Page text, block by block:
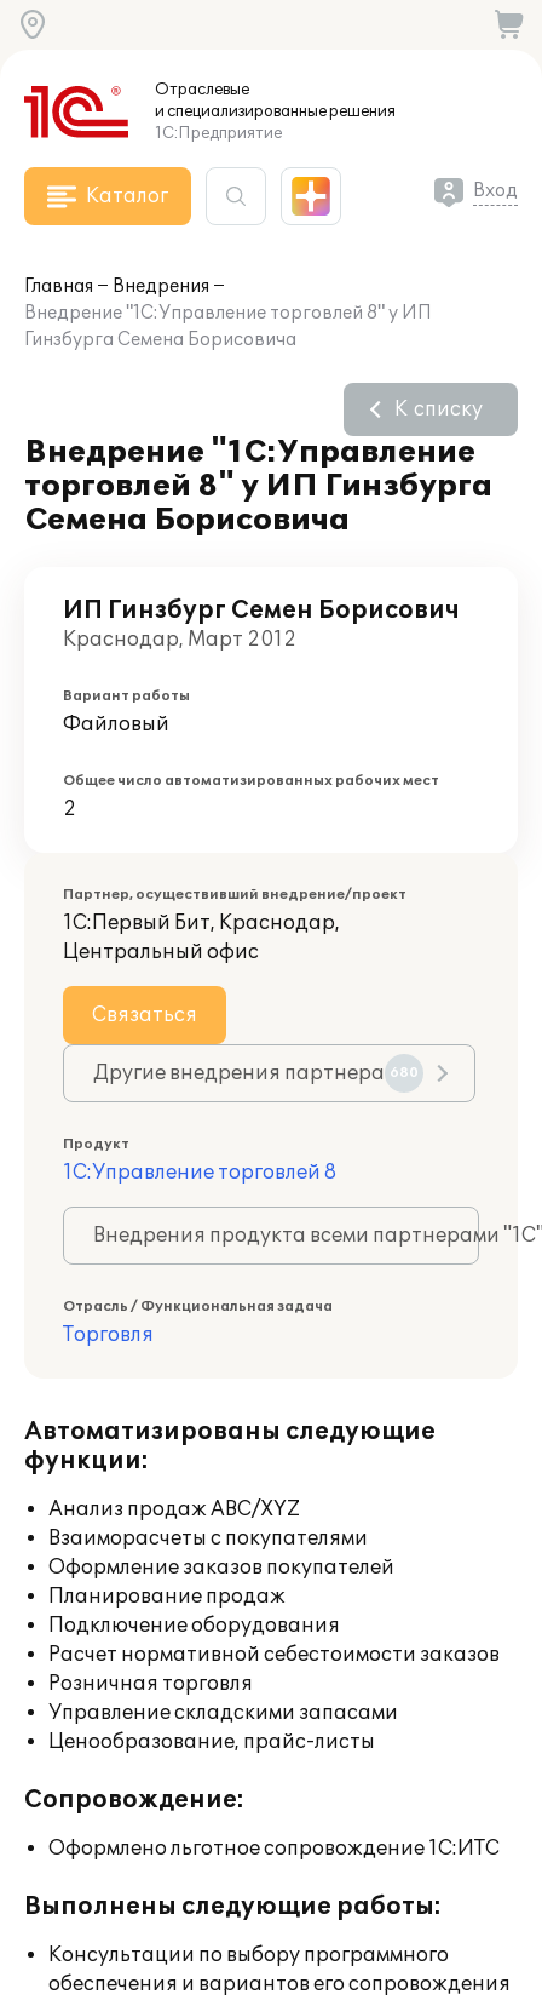
Отраслевые
и специализированныерешения
1С:Предприятие
Каталог Вход
Главная
Внедрения
Внедрение "1С:Управление торговлей 8" у ИП
Гинзбурга Семена Борисовича
Внедрение "1С:Управление
торговлей 8" у ИП Гинзбурга
Семена Борисовича
К списку
ИП Гинзбург Семен Борисович
Краснодар, Март 2012
Вариант работы
Файловый
Общее число автоматизированных рабочих мест
2
Партнер, осуществивший внедрение/проект
1С:Первый Бит, Краснодар,
Центральный офис
Связаться
Другие внедрения партнера 680
Продукт
1С:Управление торговлей 8
Внедрения продукта всеми партнерами
Отрасль / Функциональная задача
Торговля
Автоматизированы следующие
функции:
Анализ продаж ABC/XYZ
Взаиморасчеты с покупателями
Оформление заказов покупателей
Планирование продаж
Подключение оборудования
Расчет нормативной себестоимости заказов
Розничная торговля
Управление складскими запасами
Ценообразование, прайс-листы
Сопровождение:
Оформлено льготное сопровождение 1С:ИТС
Выполнены следующие работы:
Консультации по выбору программного
обеспечения и вариантов его сопровождения